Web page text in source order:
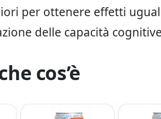
per ottenere effetti
delle capacità
cos’è